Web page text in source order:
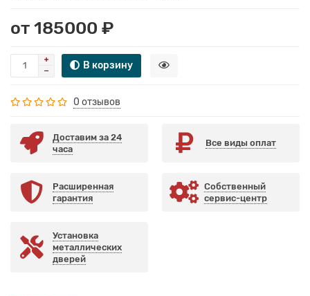
от 185000 ₽
В корзину
0 отзывов
Доставим за 24
часа
Все виды оплат
Расширенная
гарантия
Собственный
сервис-центр
Установка
металлических
дверей